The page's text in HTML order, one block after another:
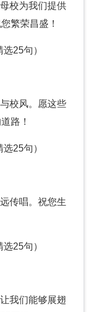
校为我们提供
繁荣昌盛！
校风。愿这些
路！
传唱。祝您生
我们能够展翅